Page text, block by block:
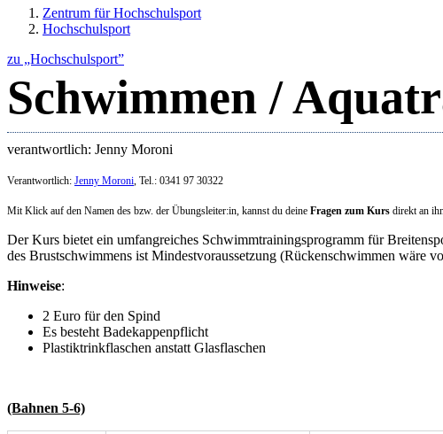
Zentrum für Hochschulsport
Hochschulsport
zu „Hochschulsport”
Schwimmen /
verantwortlich: Jenny Moroni
Verantwortlich: Jenny Moroni, Tel.: 0341 97 30322
Mit Klick auf den Namen des bzw. der Übungsleiter:in, kannst du deine Fragen zum Kurs direkt an
Der Kurs bietet ein umfangreiches Schwimmtrainingsprogramm für
des Brustschwimmens ist Mindestvoraussetzung (Rückenschwimmen wäre
Hinweise:
2 Euro für den Spind
Es besteht Badekappenpflicht
Plastiktrinkflaschen anstatt Glasflaschen
(Bahnen 5-6)